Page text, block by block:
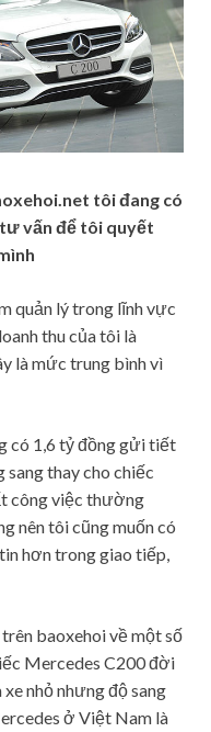
tôi đang có
vấn để tôi quyết
quản lý trong lĩnh vực
thu của tôi là
là mức trung bình vì
có 1,6 tỷ đồng gửi tiết
sang thay cho chiếc
công việc thường
nên tôi cũng muốn có
hơn trong giao tiếp,
baoxehoi về một số
Mercedes C200 đời
nhỏ nhưng độ sang
ở Việt Nam là